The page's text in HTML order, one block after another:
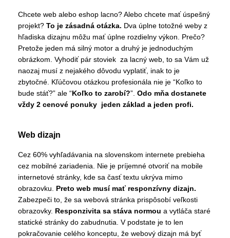
Chcete web alebo eshop lacno? Alebo chcete mať úspešný
projekt? To je zásadná otázka. Dva úplne totožné weby z
hľadiska dizajnu môžu mať úplne rozdielny výkon. Prečo?
Pretože jeden má silný motor a druhý je jednoduchým
obrázkom. Vyhodiť pár stoviek za lacný web, to sa Vám už
naozaj musí z nejakého dôvodu vyplatiť, inak to je
zbytočné. Kľúčovou otázkou profesionála nie je “Koľko to
bude stáť?” ale “Koľko to zarobí?”. Odo mňa dostanete
vždy 2 cenové ponuky jeden základ a jeden profi.
Web dizajn
Cez 60% vyhľadávania na slovenskom internete prebieha
cez mobilné zariadenia. Nie je príjemné otvoriť na mobile
internetové stránky, kde sa časť textu ukrýva mimo
obrazovku. Preto web musí mať responzívny dizajn.
Zabezpeči to, že sa webová stránka prispôsobí veľkosti
obrazovky. Responzivita sa stáva normou a vytláča staré
statické stránky do zabudnutia. V podstate je to len
pokračovanie celého konceptu, že webový dizajn má byť